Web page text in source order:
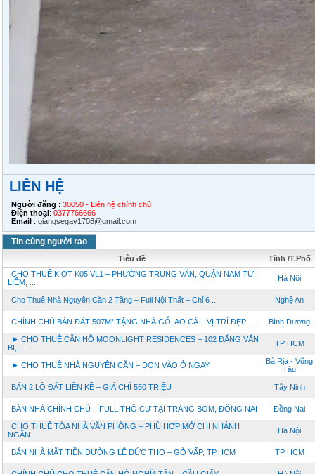
LIÊN HỆ
Người đăng : 30050 - Liên hệ chính chủ
Điện thoại: 0377766666
Email : giangsegay1708@gmail.com
Tin cùng người rao
Tiêu đề
Tỉnh /T.Phố
CHO THUÊ KIOT K05 VL1 – PHƯỜNG TRUNG VĂN, QUẬN NAM TỪ
LIÊM, ...
Hà Nội
Cho Thuê Nhà Nguyên Căn 2 Tầng – Full Nội Thất – Chỉ 6 ... Nghệ An
CHÍNH CHỦ BÁN ĐẤT 507M² TẶNG NHÀ GỖ, AO CÁ – VỊ TRÍ ĐẸP ... Bình Dương
► CHO THUÊ CĂN HỘ MOONLIGHT RESIDENCES – 102 ĐẶNG VĂN
BI, ...
TP HCM
► CHO THUÊ NHÀ NGUYÊN CĂN – DỌN VÀO Ở NGAY
Bà Rịa - Vũng
Tàu
BÁN 2 LÔ ĐẤT LIỀN KỀ – GIÁ CHỈ 550 TRIỆU Tây Ninh
BÁN NHÀ CHÍNH CHỦ – FULL THỔ CƯ TẠI TRẢNG BOM, ĐỒNG NAI Đồng Nai
CHO THUÊ TÒA NHÀ VĂN PHÒNG – PHÙ HỢP MỞ CHI NHÁNH
NGÂN ...
Hà Nội
BÁN NHÀ MẶT TIỀN ĐƯỜNG LÊ ĐỨC THỌ – GÒ VẤP, TP.HCM TP HCM